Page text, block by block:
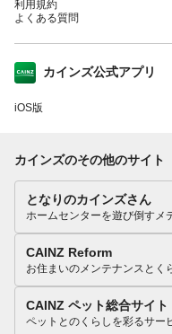
利用規約
よくある質問
カインズ公式アプリ
iOS版
カインズのその他のサイト
となりのカインズさん
ホームセンターを遊び倒すメ
CAINZ Reform
お住まいのメンテナンスとく
CAINZ ペット総合サイト
ペットとのくらしを彩るサー